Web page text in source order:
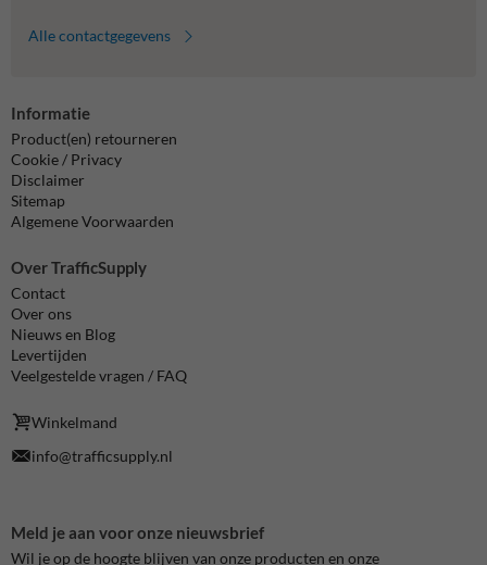
Alle contactgegevens
Informatie
Product(en) retourneren
Cookie / Privacy
Disclaimer
Sitemap
Algemene Voorwaarden
Over TrafficSupply
Contact
Over ons
Nieuws en Blog
Levertijden
Veelgestelde vragen / FAQ
Winkelmand
info@trafficsupply.nl
Meld je aan voor onze nieuwsbrief
Wil je op de hoogte blijven van onze producten en onze